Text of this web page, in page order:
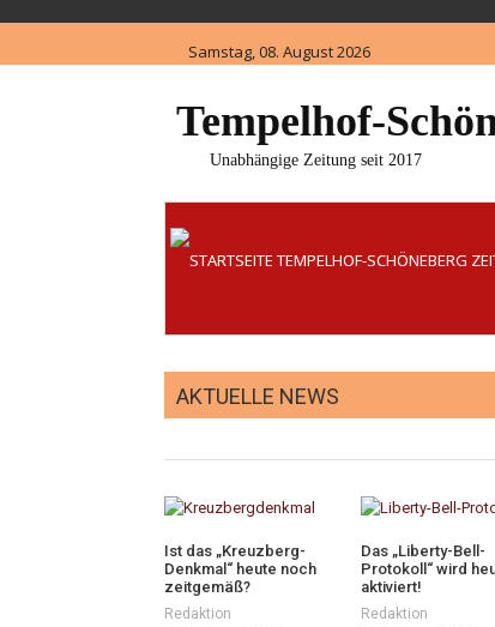
content
Samstag, 08. August 2026
Tempelhof-
Unabhängige Zeitung seit 2017
AKTUELLE NEWS
Ist das „Kreuzberg-
Denkmal“ heute noch
zeitgemäß?
Redaktion
Das „Liberty-Bell-
Protokoll“ wird
aktiviert!
Redaktion